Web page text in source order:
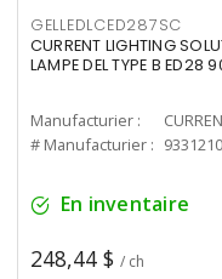
GELLEDLCED287SC
CURRENT LIGHTING
LAMPE DEL TYPE B
Manufacturier :
# Manufacturier :
En inventaire
248,44 $ / ch